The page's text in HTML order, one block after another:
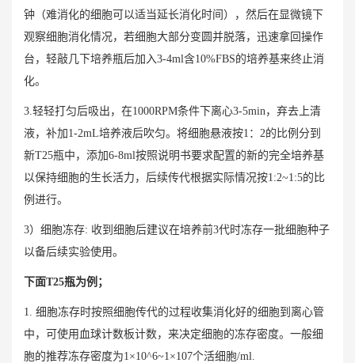
钟（难消化的细胞可以适当延长消化时间），然后在显微镜下
观察细胞消化情况，若细胞大部分变圆并脱落，迅速拿回操作
台，轻敲几下培养瓶后加入3-4ml含10%FBS的培养基来终止消
化。
3.轻轻打匀后吸出，在1000RPM条件下离心3-5min，弃去上清
液，补加1-2mL培养液后吹匀。将细胞悬液按1：2的比例分到
新T25瓶中，添加6-8ml按照说明书要求配置的新的完全培养基
以保持细胞的生长活力，后续传代根据实际情况按1:2~1:5的比
例进行。
3）细胞冻存: 收到细胞后建议在培养前3代时冻存一批细胞种子
以备后续实验使用。
下面T25瓶为例；
1. 细胞冻存时按照细胞传代的过程收集消化好的细胞到离心管
中，可使用血球计数板计数，来决定细胞的冻存密度。一般细
胞的推荐冻存密度为1×10^6~1×107个活细胞/ml.